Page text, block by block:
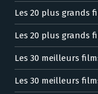
Les 20 plus grands
Les 20 plus grands
Les 30 meilleurs
Les 30 meilleurs